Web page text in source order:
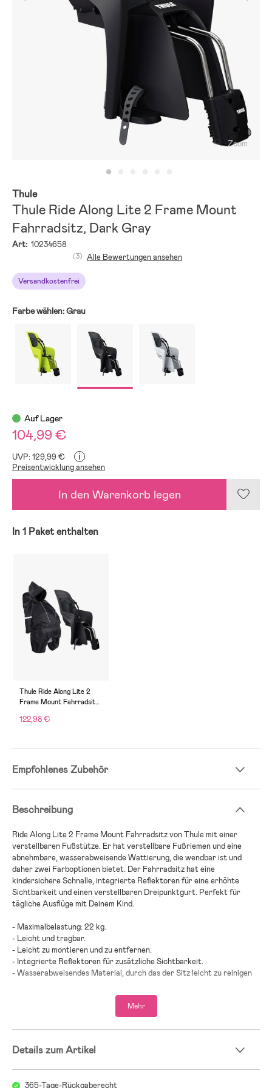
Zoom
Thule
Thule Ride Along Lite 2 Frame Mount
Fahrradsitz, Dark Gray
Art: 10234658
Versandkostenfrei
(3) Alle Bewertungen ansehen
Farbe wählen:Grau
Auf Lager
104,99 €
UVP: 129,99 € i
Preisentwicklung ansehen
In den Warenkorb legen
In 1 Paket enthalten
Thule Ride Along Lite 2
Frame Mount Fahrradsitz
Gray
122,98 €
Empfohlenes Zubehör
Beschreibung
Ride Along Lite 2 Frame Mount Fahrradsitz von Thule mit einer
verstellbaren Fußstütze. Er hat verstellbare Fußriemen und eine
abnehmbare, wasserabweisende Wattierung, die wendbar ist und
daher zwei Farboptionen bietet. Der Fahrradsitz hat eine
kindersichere Schnalle, integrierte Reflektoren für eine erhöhte
Sichtbarkeit und einen verstellbaren Dreipunktgurt. Perfekt für
tägliche Ausflüge mit Deinem Kind.
- Maximalbelastung: 22 kg.
- Leicht und tragbar.
- Leicht zu montieren und zu entfernen.
- Integrierte Reflektoren für zusätzliche Sichtbarkeit.
- Wasserabweisendes Material, durch das der Sitz leicht zu reinigen
- Montiere den Fahrradsitz am Fahrradrahmen.
- Altersempfehlung: ab 9 Monaten.
- Entwickelt und getestet für Kinder von 9 Monaten bis 6 Jahren, bis
Mehr
Details zum Artikel
365-Tage-Rückgaberecht